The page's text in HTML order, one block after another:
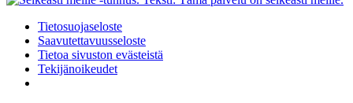
Tietosuojaseloste
Saavutettavuus­seloste
Tietoa sivuston evästeistä
Tekijänoikeudet